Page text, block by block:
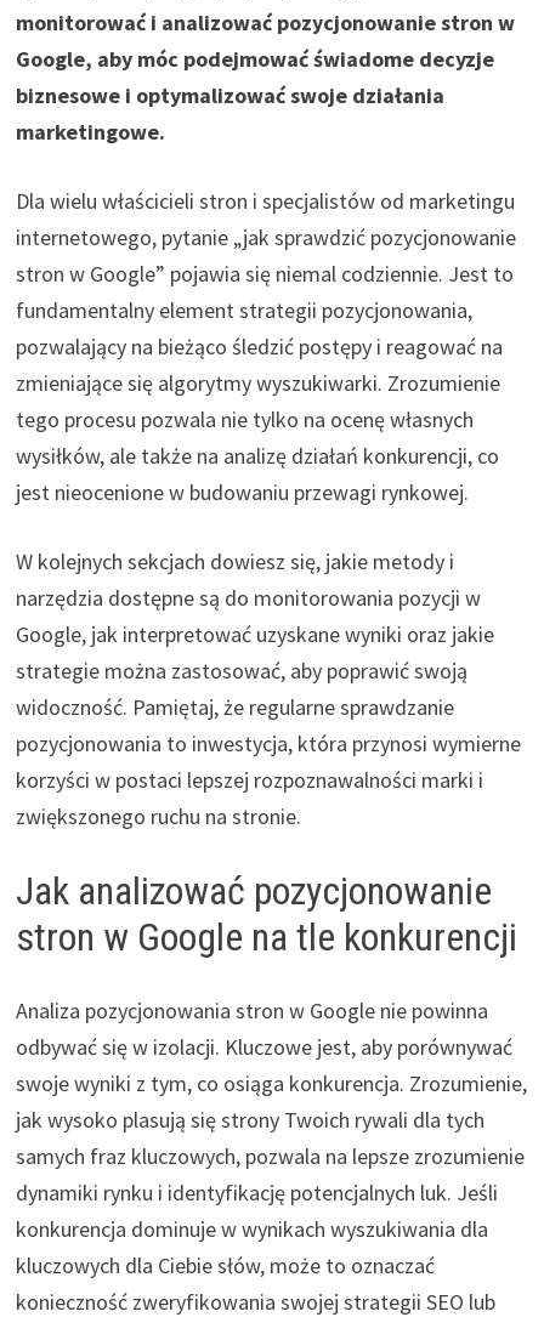
monitorować i analizować pozycjonowanie stron w
Google, aby móc podejmować świadome decyzje
biznesowe i optymalizować swoje działania
marketingowe.
Dla wielu właścicieli stron i specjalistów od marketingu
internetowego, pytanie „jak sprawdzić pozycjonowanie
stron w Google” pojawia się niemal codziennie. Jest to
fundamentalny element strategii pozycjonowania,
pozwalający na bieżąco śledzić postępy i reagować na
zmieniające się algorytmy wyszukiwarki. Zrozumienie
tego procesu pozwala nie tylko na ocenę własnych
wysiłków, ale także na analizę działań konkurencji, co
jest nieocenione w budowaniu przewagi rynkowej.
W kolejnych sekcjach dowiesz się, jakie metody i
narzędzia dostępne są do monitorowania pozycji w
Google, jak interpretować uzyskane wyniki oraz jakie
strategie można zastosować, aby poprawić swoją
widoczność. Pamiętaj, że regularne sprawdzanie
pozycjonowania to inwestycja, która przynosi wymierne
korzyści w postaci lepszej rozpoznawalności marki i
zwiększonego ruchu na stronie.
Jak analizować pozycjonowanie
stron w Google na tle konkurencji
Analiza pozycjonowania stron w Google nie powinna
odbywać się w izolacji. Kluczowe jest, aby porównywać
swoje wyniki z tym, co osiąga konkurencja. Zrozumienie,
jak wysoko plasują się strony Twoich rywali dla tych
samych fraz kluczowych, pozwala na lepsze zrozumienie
dynamiki rynku i identyfikację potencjalnych luk. Jeśli
konkurencja dominuje w wynikach wyszukiwania dla
kluczowych dla Ciebie słów, może to oznaczać
konieczność zweryfikowania swojej strategii SEO lub